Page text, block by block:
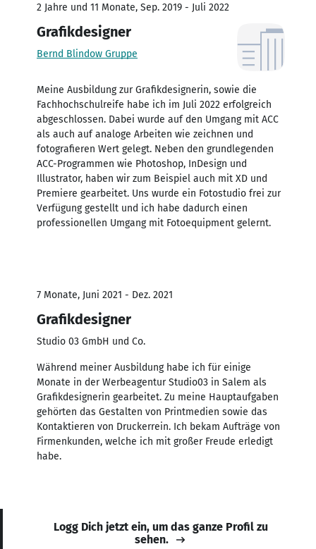
2 Jahre und 11 Monate, Sep. 2019 - Juli 2022
Grafikdesigner
Bernd Blindow Gruppe
Meine Ausbildung zur Grafikdesignerin, sowie die
Fachhochschulreife habe ich im Juli 2022 erfolgreich
abgeschlossen. Dabei wurde auf den Umgang mit ACC
als auch auf analoge Arbeiten wie zeichnen und
fotografieren Wert gelegt. Neben den grundlegenden
ACC-Programmen wie Photoshop, InDesign und
Illustrator, haben wir zum Beispiel auch mit XD und
Premiere gearbeitet. Uns wurde ein Fotostudio frei zur
Verfügung gestellt und ich habe dadurch einen
professionellen Umgang mit Fotoequipment gelernt.
7 Monate, Juni 2021 - Dez. 2021
Grafikdesigner
Studio 03 GmbH und Co.
Während meiner Ausbildung habe ich für einige
Monate in der Werbeagentur Studio03 in Salem als
Grafikdesignerin gearbeitet. Zu meine Hauptaufgaben
gehörten das Gestalten von Printmedien sowie das
Kontaktieren von Druckerrein. Ich bekam Aufträge von
Firmenkunden, welche ich mit großer Freude erledigt
habe.
Logg Dich jetzt ein, um das ganze Profil zu
sehen.